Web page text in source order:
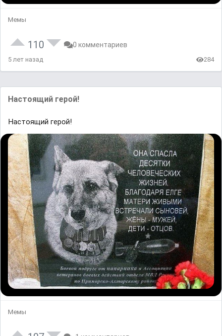
Мемы
110 0 комментариев
5 лет назад 284
Настоящий герой!
Настоящий герой!
Мемы